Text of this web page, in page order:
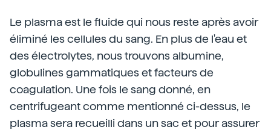
Le plasma est le fluide qui nous reste après avoir
éliminé les cellules du sang. En plus de l'eau et
des électrolytes, nous trouvons albumine,
globulines gammatiques et facteurs de
coagulation. Une fois le sang donné, en
centrifugeant comme mentionné ci-dessus, le
plasma sera recueilli dans un sac et pour assurer